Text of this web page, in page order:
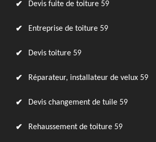
Devis fuite de toiture 59
Entreprise de toiture 59
Devis toiture 59
Réparateur, installateur de velux 59
Devis changement de tuile 59
Rehaussement de toiture 59